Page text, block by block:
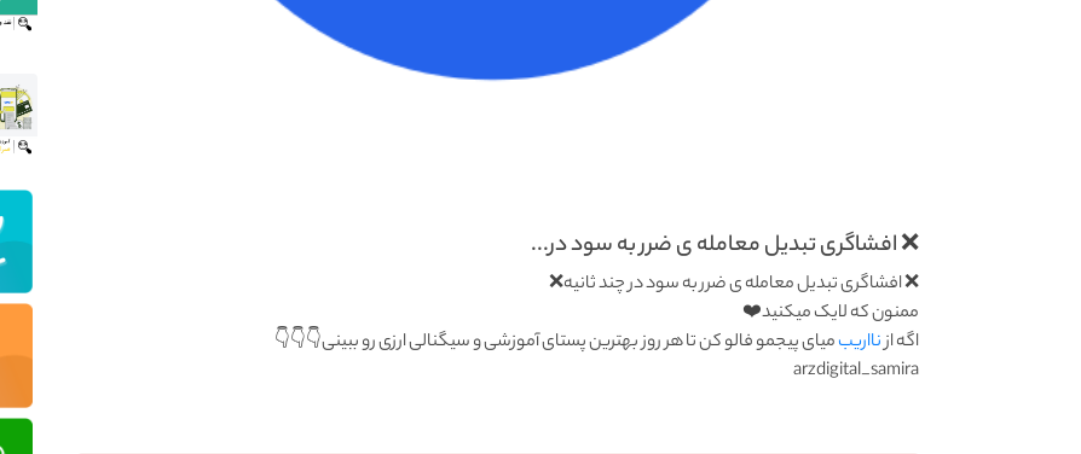
❌ افشاگری تبدیل معامله ی ضرر به سود در...
❌ افشاگری تبدیل معامله ی ضرر به سود در چند ثانیه❌
ممنون که لایک میکنید❤️
اگه ازنااریبمیای پیجمو فالو کن تا هر روز بهترین پستای آموزشی و سیگنالی ارزی رو ببینی👇👇👇
arzdigital_samira